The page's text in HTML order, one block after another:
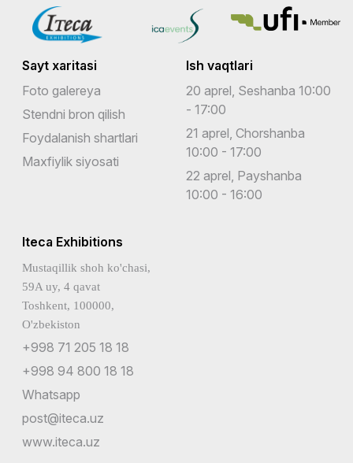
Sayt xaritasi
Foto galereya
Stendni bron qilish
Foydalanish shartlari
Maxfiylik siyosati
Ish vaqtlari
20 aprel, Seshanba 10:00
- 17:00
21 aprel, Chorshanba
10:00 - 17:00
22 aprel, Payshanba
10:00 - 16:00
Iteca Exhibitions
Mustaqillik shoh ko'chasi,
59A uy, 4 qavat
Toshkent, 100000,
O'zbekiston
+998 71 205 18 18
+998 94 800 18 18
Whatsapp
post@iteca.uz
www.iteca.uz